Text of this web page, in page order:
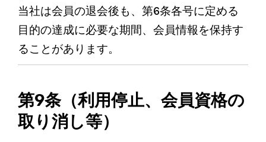
当社は会員の退会後も、第6条各号に定める
目的の達成に必要な期間、会員情報を保持す
ることがあります。
第9条（利用停止、会員資格の
取り消し等）